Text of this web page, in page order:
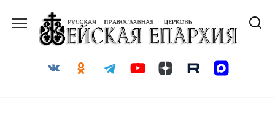
содержанию